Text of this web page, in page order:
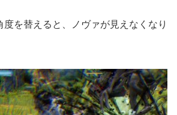
を替えると、ノヴァが見えなくなり